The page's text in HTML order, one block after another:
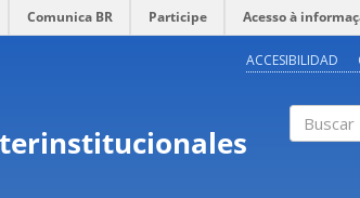
Comunica BR Participe Acesso à
ACCESIBILIDAD